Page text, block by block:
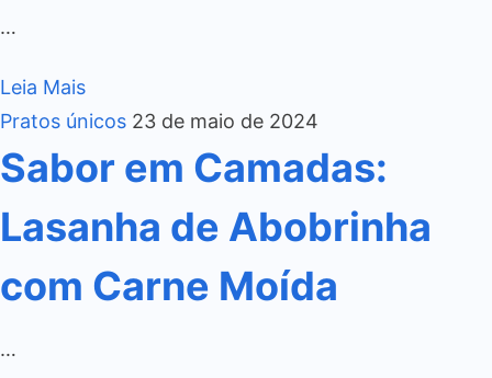
…
Leia Mais
Pratos únicos 23 de maio de 2024
Sabor em Camadas:
Lasanha de Abobrinha
com Carne Moída
…